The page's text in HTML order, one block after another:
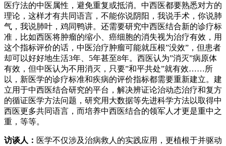
医疗法的中医属性，避免重复或抵消。中西医都要熟悉对方的
理论，这样才有共同语言，不能你说阴阳，我说手术，你说肺
气，我说肺叶，鸡同鸭讲。还需要研究中西医结合新的诊疗标
准，比如西医将肿瘤的缩小、癌细胞的消失视为治疗有效，用
这个指标评价的话，中医治疗肿瘤可能就压根”没效”，但患者
却可以好好地生活3年、5年甚至8年。西医认为”消灭”病原体
有效，但中医认为不用消灭，只要”和平共处”就有效……所
以，新医学的诊疗标准和疾病的评价指标都需要重新建立。建
立用于中西医结合研究的平台，解决辨证论治动态治疗和复方
的循证医学方法问题，研究用大数据等先进科学方法以取得中
西医更多共同语言，而培养中西医结合的领军人才更是重中之
重，等等。
访谈人： 医学不仅涉及治病救人的实践应用，更植根于并驱动